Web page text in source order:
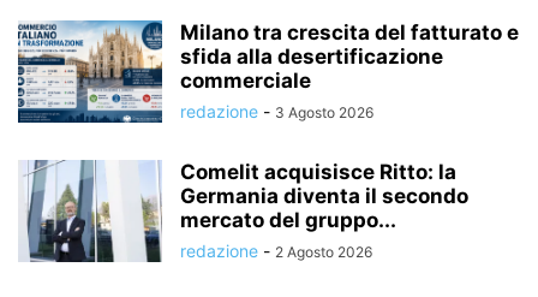
Milano tra crescita del fatturato e
sfida alla desertificazione
commerciale
redazione - 3 Agosto 2026
Comelit acquisisce Ritto: la
Germania diventa il secondo
mercato del gruppo...
redazione - 2 Agosto 2026